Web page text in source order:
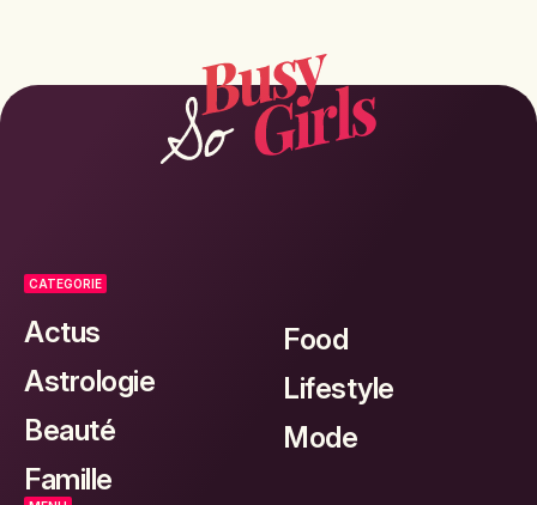
CATEGORIE
Actus
Astrologie
Beauté
Famille
Food
Lifestyle
Mode